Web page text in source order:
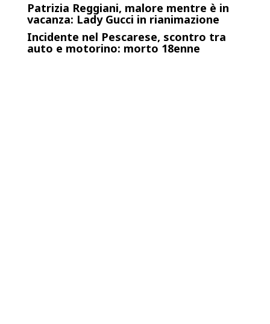
Patrizia Reggiani, malore mentre è in
vacanza: Lady Gucci in rianimazione
Incidente nel Pescarese, scontro tra
auto e motorino: morto 18enne